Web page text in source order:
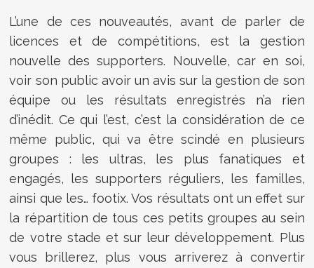
L’une de ces nouveautés, avant de parler de
licences et de compétitions, est la gestion
nouvelle des supporters. Nouvelle, car en soi,
voir son public avoir un avis sur la gestion de son
équipe ou les résultats enregistrés n’a rien
d’inédit. Ce qui l’est, c’est la considération de ce
même public, qui va être scindé en plusieurs
groupes : les ultras, les plus fanatiques et
engagés, les supporters réguliers, les familles,
ainsi que les… footix. Vos résultats ont un effet sur
la répartition de tous ces petits groupes au sein
de votre stade et sur leur développement. Plus
vous brillerez, plus vous arriverez à convertir